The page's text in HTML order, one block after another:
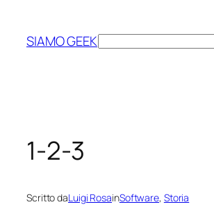
contenuto
SIAMO GEEKCerca
1-2-3
Scritto daLuigi RosainSoftware, Storia